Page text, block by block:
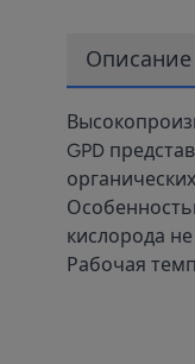
Описание
GPD
кислорода
Рабочая